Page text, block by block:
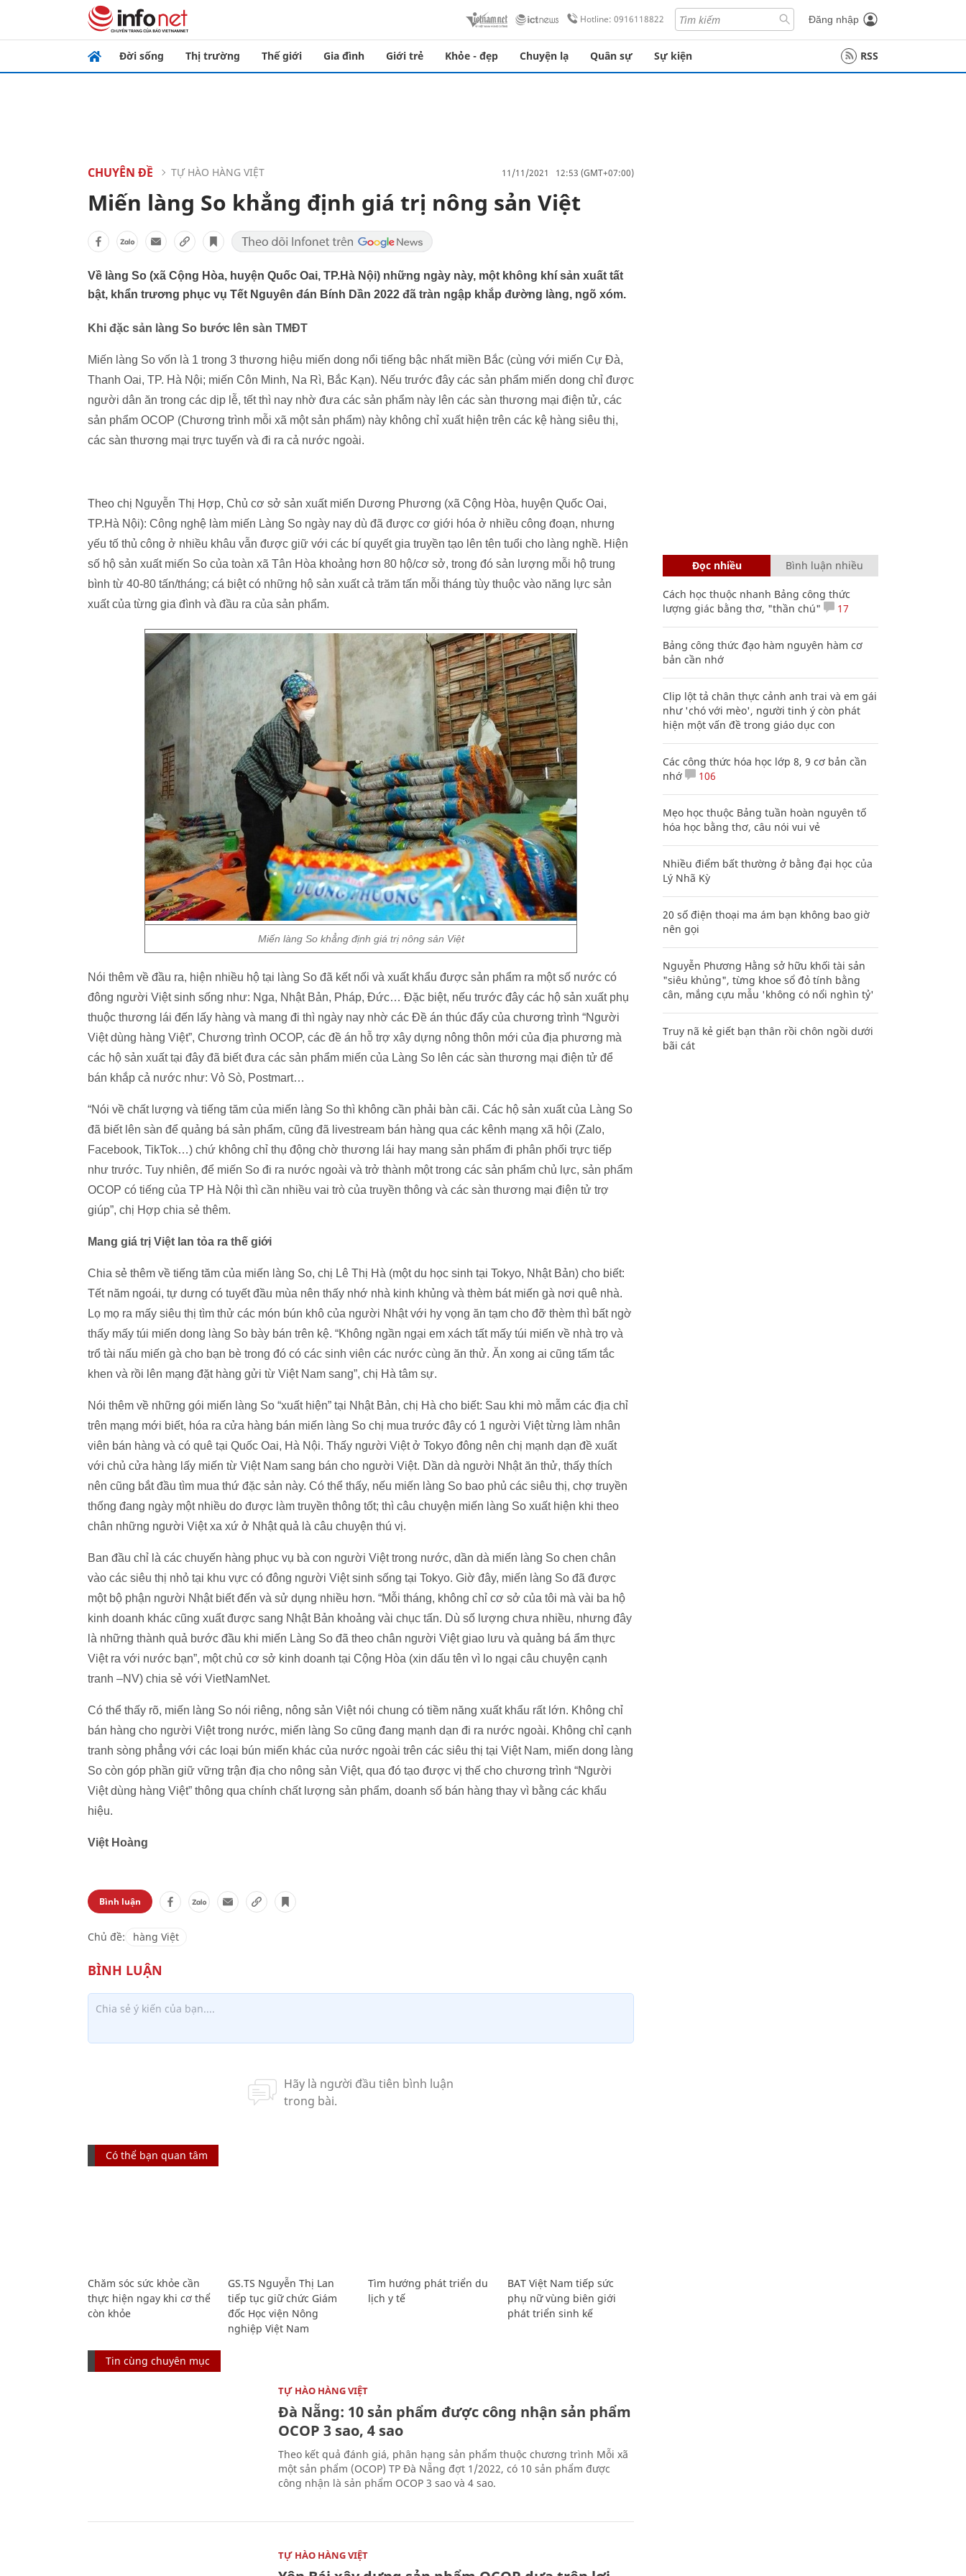
Hotline: 0916118822 Đăng nhập
Đời sống Thị trường Thế giới Gia đình Giới trẻ Khỏe - đẹp Chuyện lạ Quân sự Sự kiện RSS
CHUYÊN ĐỀ TỰ HÀO HÀNG VIỆT 11/11/2021 12:53 (GMT+07:00)
Miến làng So khẳng định giá trị nông sản Việt
Về làng So (xã Cộng Hòa, huyện Quốc Oai, TP.Hà Nội) những ngày này, một không khí sản xuất tất
bật, khẩn trương phục vụ Tết Nguyên đán Bính Dần 2022 đã tràn ngập khắp đường làng, ngõ xóm.
Khi đặc sản làng So bước lên sàn TMĐT
Miến làng So vốn là 1 trong 3 thương hiệu miến dong nổi tiếng bậc nhất miền Bắc (cùng với miến Cự Đà,
Thanh Oai, TP. Hà Nội; miến Côn Minh, Na Rì, Bắc Kạn). Nếu trước đây các sản phẩm miến dong chỉ được
người dân ăn trong các dịp lễ, tết thì nay nhờ đưa các sản phẩm này lên các sàn thương mại điện tử, các
sản phẩm OCOP (Chương trình mỗi xã một sản phẩm) này không chỉ xuất hiện trên các kệ hàng siêu thị,
các sàn thương mại trực tuyến và đi ra cả nước ngoài.
Theo chị Nguyễn Thị Hợp, Chủ cơ sở sản xuất miến Dương Phương (xã Cộng Hòa, huyện Quốc Oai,
TP.Hà Nội): Công nghệ làm miến Làng So ngày nay dù đã được cơ giới hóa ở nhiều công đoạn, nhưng
yếu tố thủ công ở nhiều khâu vẫn được giữ với các bí quyết gia truyền tạo lên tên tuổi cho làng nghề. Hiện
số hộ sản xuất miến So của toàn xã Tân Hòa khoảng hơn 80 hộ/cơ sở, trong đó sản lượng mỗi hộ trung
bình từ 40-80 tấn/tháng; cá biệt có những hộ sản xuất cả trăm tấn mỗi tháng tùy thuộc vào năng lực sản
xuất của từng gia đình và đầu ra của sản phẩm.
Miến làng So khẳng định giá trị nông sản Việt
Nói thêm về đầu ra, hiện nhiều hộ tại làng So đã kết nối và xuất khẩu được sản phẩm ra một số nước có
đông người Việt sinh sống như: Nga, Nhật Bản, Pháp, Đức… Đặc biệt, nếu trước đây các hộ sản xuất phụ
thuộc thương lái đến lấy hàng và mang đi thì ngày nay nhờ các Đề án thúc đẩy của chương trình “Người
Việt dùng hàng Việt”, Chương trình OCOP, các đề án hỗ trợ xây dựng nông thôn mới của địa phương mà
các hộ sản xuất tại đây đã biết đưa các sản phẩm miến của Làng So lên các sàn thương mại điện tử để
bán khắp cả nước như: Vỏ Sò, Postmart…
“Nói về chất lượng và tiếng tăm của miến làng So thì không cần phải bàn cãi. Các hộ sản xuất của Làng So
đã biết lên sàn để quảng bá sản phẩm, cũng đã livestream bán hàng qua các kênh mạng xã hội (Zalo,
Facebook, TikTok…) chứ không chỉ thụ động chờ thương lái hay mang sản phẩm đi phân phối trực tiếp
như trước. Tuy nhiên, để miến So đi ra nước ngoài và trở thành một trong các sản phẩm chủ lực, sản phẩm
OCOP có tiếng của TP Hà Nội thì cần nhiều vai trò của truyền thông và các sàn thương mại điện tử trợ
giúp”, chị Hợp chia sẻ thêm.
Mang giá trị Việt lan tỏa ra thế giới
Chia sẻ thêm về tiếng tăm của miến làng So, chị Lê Thị Hà (một du học sinh tại Tokyo, Nhật Bản) cho biết:
Tết năm ngoái, tự dưng có tuyết đầu mùa nên thấy nhớ nhà kinh khủng và thèm bát miến gà nơi quê nhà.
Lọ mọ ra mấy siêu thị tìm thử các món bún khô của người Nhật với hy vọng ăn tạm cho đỡ thèm thì bất ngờ
thấy mấy túi miến dong làng So bày bán trên kệ. “Không ngần ngại em xách tất mấy túi miến về nhà trọ và
trổ tài nấu miến gà cho bạn bè trong đó có các sinh viên các nước cùng ăn thử. Ăn xong ai cũng tấm tắc
khen và rồi lên mạng đặt hàng gửi từ Việt Nam sang”, chị Hà tâm sự.
Nói thêm về những gói miến làng So “xuất hiện” tại Nhật Bản, chị Hà cho biết: Sau khi mò mẫm các địa chỉ
trên mạng mới biết, hóa ra cửa hàng bán miến làng So chị mua trước đây có 1 người Việt từng làm nhân
viên bán hàng và có quê tại Quốc Oai, Hà Nội. Thấy người Việt ở Tokyo đông nên chị mạnh dạn đề xuất
với chủ cửa hàng lấy miến từ Việt Nam sang bán cho người Việt. Dần dà người Nhật ăn thử, thấy thích
nên cũng bắt đầu tìm mua thứ đặc sản này. Có thể thấy, nếu miến làng So bao phủ các siêu thị, chợ truyền
thống đang ngày một nhiều do được làm truyền thông tốt; thì câu chuyện miến làng So xuất hiện khi theo
chân những người Việt xa xứ ở Nhật quả là câu chuyện thú vị.
Ban đầu chỉ là các chuyến hàng phục vụ bà con người Việt trong nước, dần dà miến làng So chen chân
vào các siêu thị nhỏ tại khu vực có đông người Việt sinh sống tại Tokyo. Giờ đây, miến làng So đã được
một bộ phận người Nhật biết đến và sử dụng nhiều hơn. “Mỗi tháng, không chỉ cơ sở của tôi mà vài ba hộ
kinh doanh khác cũng xuất được sang Nhật Bản khoảng vài chục tấn. Dù số lượng chưa nhiều, nhưng đây
là những thành quả bước đầu khi miến Làng So đã theo chân người Việt giao lưu và quảng bá ẩm thực
Việt ra với nước bạn”, một chủ cơ sở kinh doanh tại Cộng Hòa (xin dấu tên vì lo ngại câu chuyện cạnh
tranh –NV) chia sẻ với VietNamNet.
Có thể thấy rõ, miến làng So nói riêng, nông sản Việt nói chung có tiềm năng xuất khẩu rất lớn. Không chỉ
bán hàng cho người Việt trong nước, miến làng So cũng đang mạnh dạn đi ra nước ngoài. Không chỉ cạnh
tranh sòng phẳng với các loại bún miến khác của nước ngoài trên các siêu thị tại Việt Nam, miến dong làng
So còn góp phần giữ vững trận địa cho nông sản Việt, qua đó tạo được vị thế cho chương trình “Người
Việt dùng hàng Việt” thông qua chính chất lượng sản phẩm, doanh số bán hàng thay vì bằng các khẩu
hiệu.
Việt Hoàng
Bình luận
Chủ đề: hàng Việt
Có thể bạn quan tâm
Chăm sóc sức khỏe cần
thực hiện ngay khi cơ thể
còn khỏe
GS.TS Nguyễn Thị Lan
tiếp tục giữ chức Giám
đốc Học viện Nông
nghiệp Việt Nam
Tìm hướng phát triển du
lịch y tế
BAT Việt Nam tiếp sức
phụ nữ vùng biên giới
phát triển sinh kế
Tin cùng chuyên mục
TỰ HÀO HÀNG VIỆT
Đà Nẵng: 10 sản phẩm được công nhận sản phẩm
OCOP 3 sao, 4 sao
Theo kết quả đánh giá, phân hạng sản phẩm thuộc chương trình Mỗi xã
một sản phẩm (OCOP) TP Đà Nẵng đợt 1/2022, có 10 sản phẩm được
công nhận là sản phẩm OCOP 3 sao và 4 sao.
TỰ HÀO HÀNG VIỆT
Đọc nhiều Bình luận nhiều
Cách học thuộc nhanh Bảng công thức
lượng giác bằng thơ, "thần chú"
17
Bảng công thức đạo hàm nguyên hàm cơ
bản cần nhớ
Clip lột tả chân thực cảnh anh trai và em gái
như 'chó với mèo', người tinh ý còn phát
hiện một vấn đề trong giáo dục con
Các công thức hóa học lớp 8, 9 cơ bản cần
nhớ
106
Mẹo học thuộc Bảng tuần hoàn nguyên tố
hóa học bằng thơ, câu nói vui vẻ
Nhiều điểm bất thường ở bằng đại học của
Lý Nhã Kỳ
20 số điện thoại ma ám bạn không bao giờ
nên gọi
Nguyễn Phương Hằng sở hữu khối tài sản
"siêu khủng", từng khoe sổ đỏ tính bằng
cân, mắng cựu mẫu 'không có nổi nghìn tỷ'
Truy nã kẻ giết bạn thân rồi chôn ngồi dưới
bãi cát